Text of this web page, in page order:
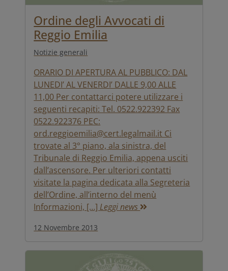
Ordine degli Avvocati di
Reggio Emilia
Notizie generali
ORARIO DI APERTURA AL PUBBLICO: DAL
LUNEDI’ AL VENERDI’ DALLE 9,00 ALLE
11,00 Per contattarci potere utilizzare i
seguenti recapiti: Tel. 0522.922392 Fax
0522.922376 PEC:
ord.reggioemilia@cert.legalmail.it Ci
trovate al 3° piano, ala sinistra, del
Tribunale di Reggio Emilia, appena usciti
dall’ascensore. Per ulteriori contatti
visitate la pagina dedicata alla Segreteria
dell’Ordine, all’interno del menù
Informazioni, […] Leggi news
12 Novembre 2013